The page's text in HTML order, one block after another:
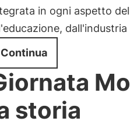
in ogni aspetto
Continua
storia